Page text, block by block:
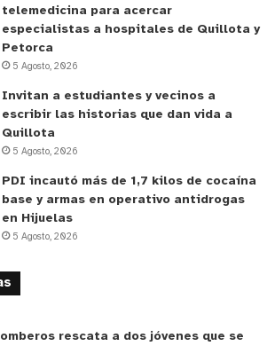
telemedicina para acercar
especialistas a hospitales de Quillota y
Petorca
5 Agosto, 2026
Invitan a estudiantes y vecinos a
escribir las historias que dan vida a
Quillota
5 Agosto, 2026
PDI incautó más de 1,7 kilos de cocaína
base y armas en operativo antidrogas
en Hijuelas
5 Agosto, 2026
rescata a dos jóvenes que se